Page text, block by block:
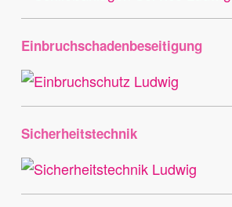
Einbruchschadenbeseitigung
Sicherheitstechnik